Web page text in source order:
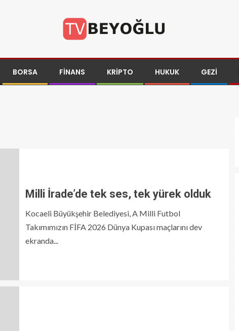
BORSA FINANS KRIPTO HUKUK GEZI
Milli İrade’de tek ses, tek yürek olduk
Kocaeli Büyükşehir Belediyesi, A Milli Futbol
Takımımızın FİFA 2026 Dünya Kupası maçlarını dev
ekranda...